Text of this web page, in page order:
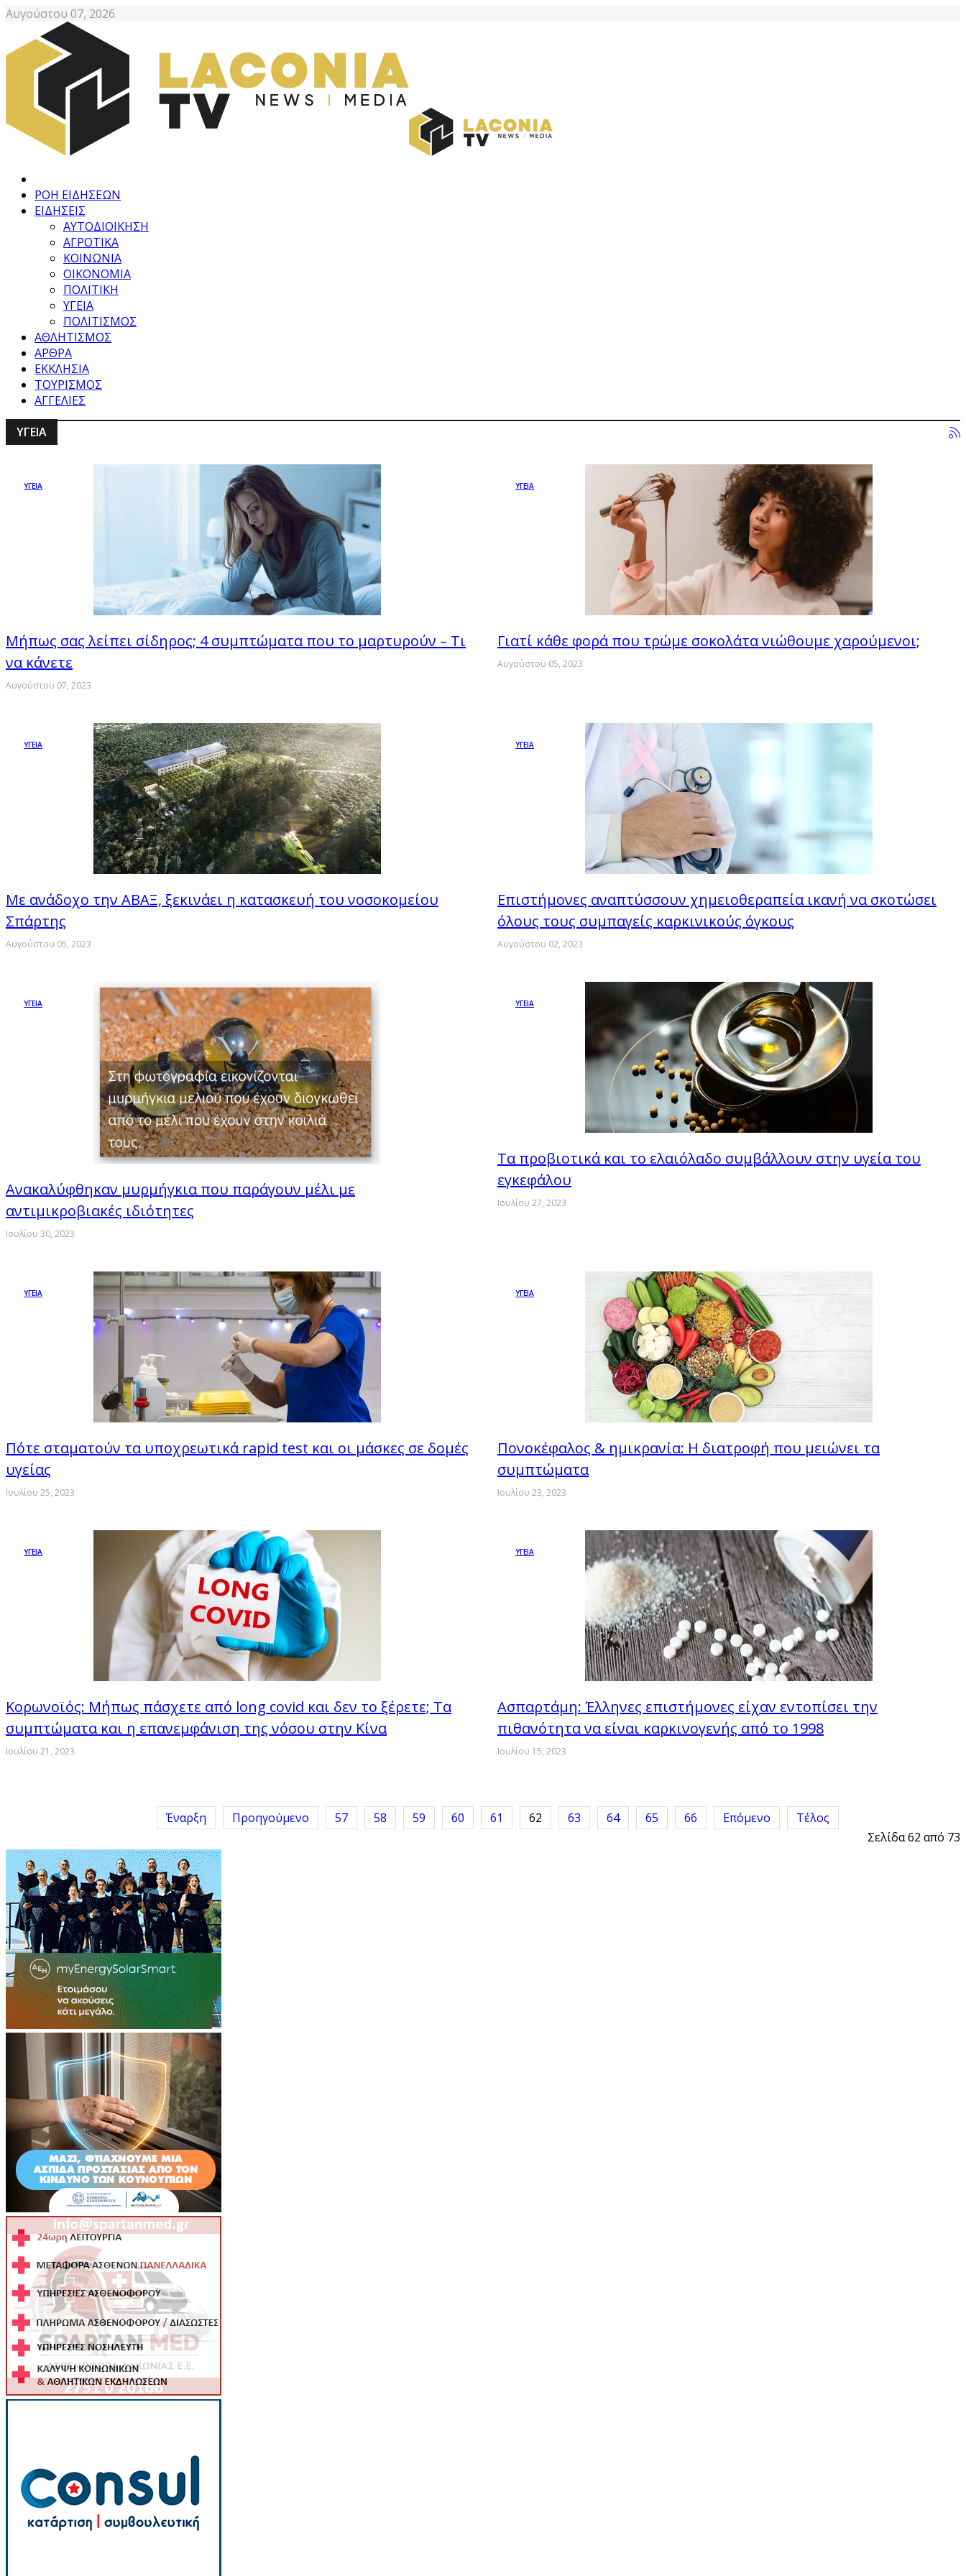
Αυγούστου 07, 2026
ΡΟΗ ΕΙΔΗΣΕΩΝ
ΕΙΔΗΣΕΙΣ
ΑΥΤΟΔΙΟΙΚΗΣΗ
ΑΓΡΟΤΙΚΑ
ΚΟΙΝΩΝΙΑ
ΟΙΚΟΝΟΜΙΑ
ΠΟΛΙΤΙΚΗ
ΥΓΕΙΑ
ΠΟΛΙΤΙΣΜΟΣ
ΑΘΛΗΤΙΣΜΟΣ
ΑΡΘΡΑ
ΕΚΚΛΗΣΙΑ
ΤΟΥΡΙΣΜΟΣ
ΑΓΓΕΛΙΕΣ
ΥΓΕΙΑ
ΥΓΕΙΑ
Μήπως σας λείπει σίδηρος; 4 συμπτώματα που το μαρτυρούν – Τι
να κάνετε
Αυγούστου 07, 2023
ΥΓΕΙΑ
Γιατί κάθε φορά που τρώμε σοκολάτα νιώθουμε χαρούμενοι;
Αυγούστου 05, 2023
ΥΓΕΙΑ
Με ανάδοχο την ΑΒΑΞ, ξεκινάει η κατασκευή του νοσοκομείου
Σπάρτης
Αυγούστου 05, 2023
ΥΓΕΙΑ
Επιστήμονες αναπτύσσουν χημειοθεραπεία ικανή να σκοτώσει
όλους τους συμπαγείς καρκινικούς όγκους
Αυγούστου 02, 2023
ΥΓΕΙΑ
Ανακαλύφθηκαν μυρμήγκια που παράγουν μέλι με
αντιμικροβιακές ιδιότητες
Ιουλίου 30, 2023
ΥΓΕΙΑ
Τα προβιοτικά και το ελαιόλαδο συμβάλλουν στην υγεία του
εγκεφάλου
Ιουλίου 27, 2023
ΥΓΕΙΑ
Πότε σταματούν τα υποχρεωτικά rapid test και οι μάσκες σε δομές
υγείας
Ιουλίου 25, 2023
ΥΓΕΙΑ
Πονοκέφαλος & ημικρανία: Η διατροφή που μειώνει τα
συμπτώματα
Ιουλίου 23, 2023
ΥΓΕΙΑ
Κορωνοϊός: Μήπως πάσχετε από long covid και δεν το ξέρετε; Τα
συμπτώματα και η επανεμφάνιση της νόσου στην Κίνα
Ιουλίου 21, 2023
ΥΓΕΙΑ
Ασπαρτάμη: Έλληνες επιστήμονες είχαν εντοπίσει την
πιθανότητα να είναι καρκινογενής από το 1998
Ιουλίου 15, 2023
Έναρξη Προηγούμενο 57 58 59 60 61 62 63 64 65 66 Επόμενο
Τέλος
Σελίδα 62 από 73